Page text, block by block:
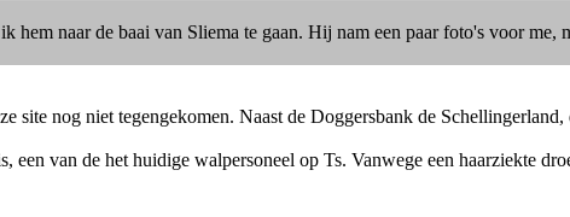
naar de baai van Sliema te gaan. Hij nam een paar foto's voor me,
site nog niet tegengekomen. Naast de Doggersbank de
van de het huidige walpersoneel op Ts. Vanwege een haarziekte